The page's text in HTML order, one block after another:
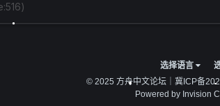
选择语言
© 2025 方舟中文论坛｜ 冀ICP备
Powered by Invision